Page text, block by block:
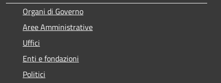
Organi di Governo
Aree Amministrative
Uffici
Enti e fondazioni
Politici